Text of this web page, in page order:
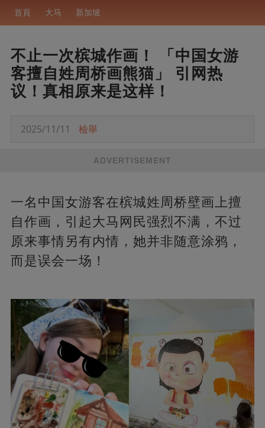
首頁 大马 新加坡
不止一次槟城作画！ 「中国女游
客擅自姓周桥画熊猫」 引网热
议！真相原来是这样！
2025/11/11 檢舉
ADVERTISEMENT
一名中国女游客在槟城姓周桥壁画上擅
自作画，引起大马网民强烈不满，不过
原来事情另有内情，她并非随意涂鸦，
而是误会一场！